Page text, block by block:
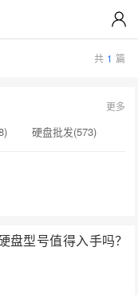
共 1 篇
硬盘批发(573)
状态异常(1)
案(1)
更多
盘型号值得入手吗？